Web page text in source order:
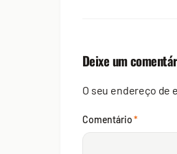
Deixe um
O seu endereço de
Comentário*